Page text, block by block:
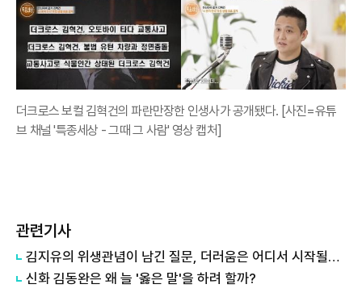
더크로스 보컬 김혁건의 파란만장한 인생사가 공개됐다. [사진=유튜
브 채널 '특종세상 - 그때 그 사람' 영상 캡처]
관련기사
김지유의 위생관념이 남긴 질문, 더러움은 어디서 시작될까?
신화 김동완은 왜 늘 '옳은 말'을 하려 할까?